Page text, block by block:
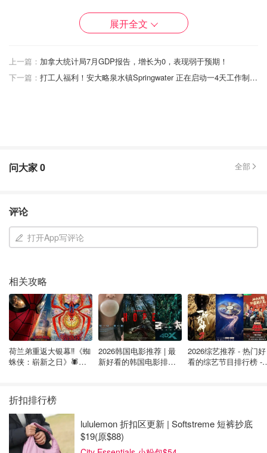
图片来自于@torontostar ，版权属于原作者
与附近其他房屋相比，该物业的地块面积几乎翻了一番。房
1400 万加币之间。
谁会买这个地方？
展开全文
上一篇： 加拿大统计局7月GDP报告，增长为0，表现弱于预期！
下一篇：
打工人福利！安大略泉水镇Springwater 正在启动一4天工作制试点项目！
问大家0 全部
评论
打开App写评论
相关攻略
荷兰弟重返大银幕‼️《蜘
蛛侠：崭新之日》🕷️北
2026韩国电影推荐 | 最
新好看的韩国电影排行
2026综艺推荐 - 热门好
看的综艺节目排行榜 -
折扣排行榜
lululemon 折扣区更新 | Softstreme 短裤抄底
$19(原$88)